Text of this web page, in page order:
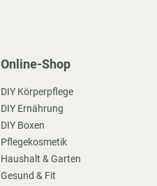
Online-Shop
DIY Körperpflege
DIY Ernährung
DIY Boxen
Pflegekosmetik
Haushalt & Garten
Gesund & Fit